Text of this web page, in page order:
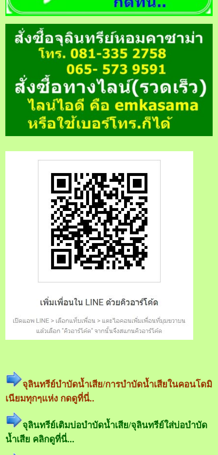
จุลินทรีย์บำบัดน้ำเสีย/การบำบัดน้ำเสียในคอนโดมิ
เนียมทุกๆแห่ง กดดูที่นี่..
จุลินทรีย์เติมบ่อบำบัดน้ำเสีย/จุลินทรีย์ใส่บ่อบำบัด
น้ำเสีย คลิกดูที่นี่...